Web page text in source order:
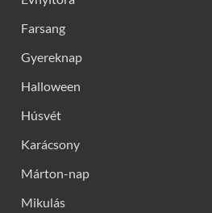
Farsang
Gyereknap
Halloween
Húsvét
Karácsony
Márton-nap
Mikulás